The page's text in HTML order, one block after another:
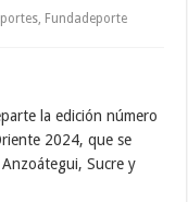
Fundadeporte
la edición número
2024, que se
Sucre y